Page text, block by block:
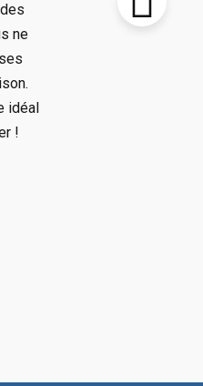
ne
idéal
!
le prochain